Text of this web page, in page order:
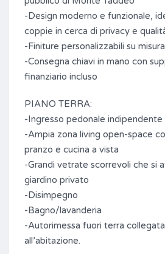
-Design moderno e funzionale,
coppie in cerca di privacy e
-Finiture personalizzabili su
-Consegna chiavi in mano con
finanziario incluso
PIANO TERRA:
-Ingresso pedonale indipendente
-Ampia zona living open-space
pranzo e cucina a vista
-Grandi vetrate scorrevoli che si
giardino privato
-Disimpegno
-Bagno/lavanderia
-Autorimessa fuori terra
all’abitazione.